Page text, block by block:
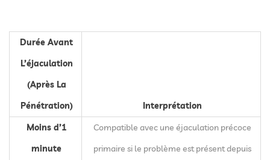
Durée Avant
L’éjaculation
(après La
Pénétration)
Interprétation
Moins d’1
minute
Compatible avec une éjaculation précoce
primaire si le problème est présent depuis